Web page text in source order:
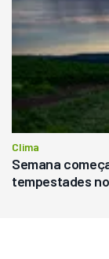
Clima
Semana
tempestades